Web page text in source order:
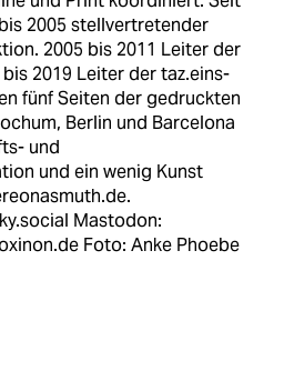
2005 stellvertretender
2005 bis 2011 Leiter der
2019 Leiter der taz.eins-
fünf Seiten der gedruckten
Berlin und Barcelona
und
und ein wenig Kunst
Mastodon:
Foto: Anke Phoebe